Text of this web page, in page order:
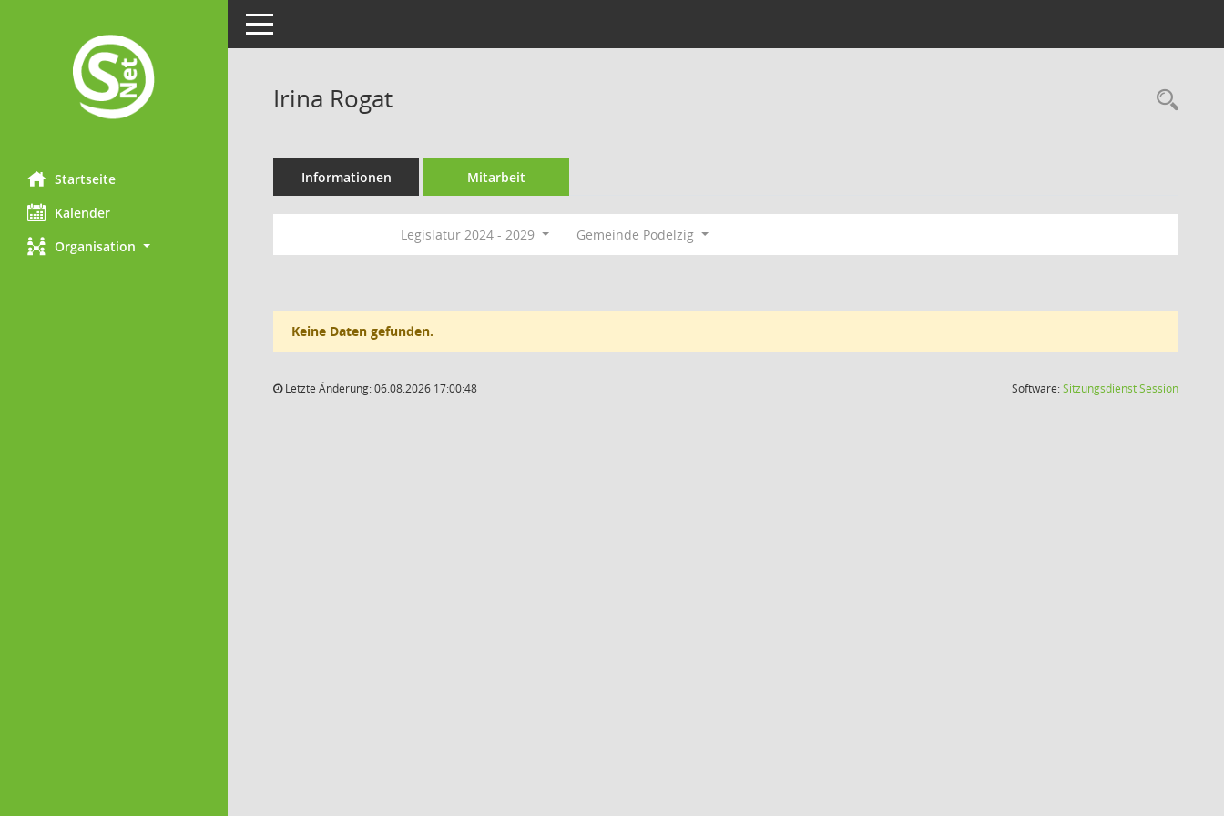
Startseite
Kalender
Organisation
Toggle navigation
Irina Rogat
Informationen Mitarbeit
Legislatur 2024 - 2029 Gemeinde Podelzig
Keine Daten gefunden.
Letzte Änderung: 06.08.2026 17:00:48 Software:SitzungsdienstSession(Wird in